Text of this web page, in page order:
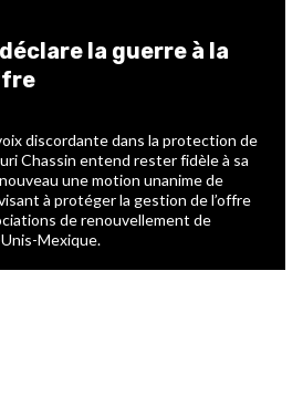
la guerre à la
discordante dans la protection de
Chassin entend rester fidèle à sa
une motion unanime de
à protéger la gestion de l’offre
de renouvellement de
Mexique.